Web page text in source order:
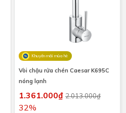
Khuyến mãi mùa hè
Vòi chậu rửa chén Caesar K695C
nóng lạnh
1.361.000₫ 2.013.000₫
32%